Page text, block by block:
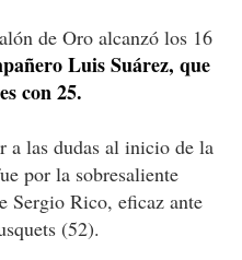
de Oro alcanzó los 16
Luis Suárez, que
con 25.
a las dudas al inicio de la
por la sobresaliente
Sergio Rico, eficaz ante
(52).